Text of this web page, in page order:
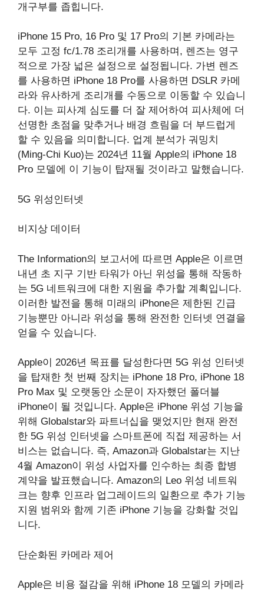
개구부를 좁힙니다.
iPhone 15 Pro, 16 Pro 및 17 Pro의 기본 카메라는
모두 고정 fc/1.78 조리개를 사용하며, 렌즈는 영구
적으로 가장 넓은 설정으로 설정됩니다. 가변 렌즈
를 사용하면 iPhone 18 Pro를 사용하면 DSLR 카메
라와 유사하게 조리개를 수동으로 이동할 수 있습니
다. 이는 피사계 심도를 더 잘 제어하여 피사체에 더
선명한 초점을 맞추거나 배경 흐림을 더 부드럽게
할 수 있음을 의미합니다. 업계 분석가 궈밍치
(Ming-Chi Kuo)는 2024년 11월 Apple의 iPhone 18
Pro 모델에 이 기능이 탑재될 것이라고 말했습니다.
5G 위성인터넷
비지상 데이터
The Information의 보고서에 따르면 Apple은 이르면
내년 초 지구 기반 타워가 아닌 위성을 통해 작동하
는 5G 네트워크에 대한 지원을 추가할 계획입니다.
이러한 발전을 통해 미래의 iPhone은 제한된 긴급
기능뿐만 아니라 위성을 통해 완전한 인터넷 연결을
얻을 수 있습니다.
Apple이 2026년 목표를 달성한다면 5G 위성 인터넷
을 탑재한 첫 번째 장치는 iPhone 18 Pro, iPhone 18
Pro Max 및 오랫동안 소문이 자자했던 폴더블
iPhone이 될 것입니다. Apple은 iPhone 위성 기능을
위해 Globalstar와 파트너십을 맺었지만 현재 완전
한 5G 위성 인터넷을 스마트폰에 직접 제공하는 서
비스는 없습니다. 즉, Amazon과 Globalstar는 지난
4월 Amazon이 위성 사업자를 인수하는 최종 합병
계약을 발표했습니다. Amazon의 Leo 위성 네트워
크는 향후 인프라 업그레이드의 일환으로 추가 기능
지원 범위와 함께 기존 iPhone 기능을 강화할 것입
니다.
단순화된 카메라 제어
Apple은 비용 절감을 위해 iPhone 18 모델의 카메라